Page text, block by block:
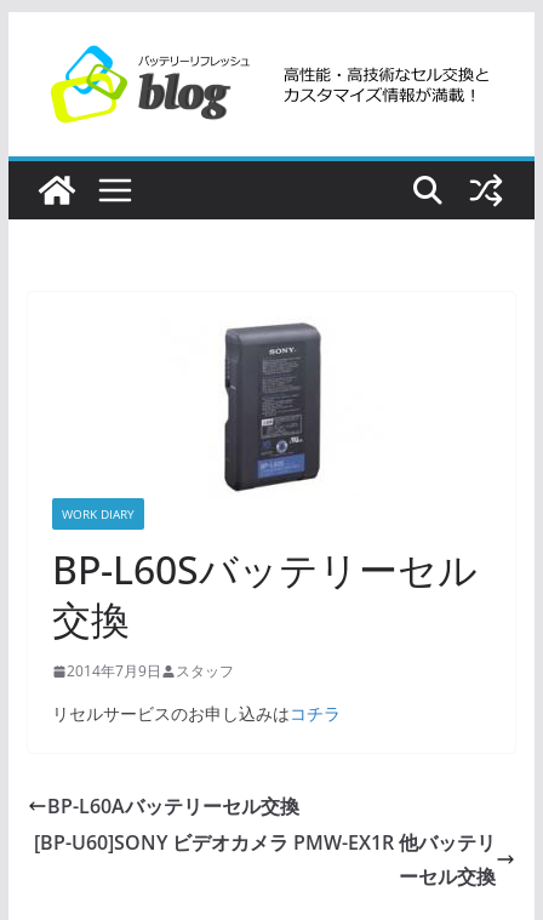
ツ
WORK DIARY
BP-L60Sバッテリーセル
交換
2014年7月9日 スタッフ
リセルサービスのお申し込みはコチラ
BP-L60Aバッテリーセル交換
[BP-U60]SONY ビデオカメラ PMW-EX1R 他バッテリ
ーセル交換